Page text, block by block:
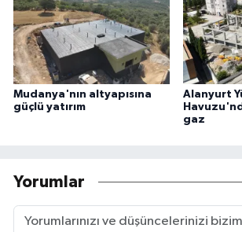
Mudanya'nın altyapısına
güçlü yatırım
Alanyurt
gaz
Yorumlar